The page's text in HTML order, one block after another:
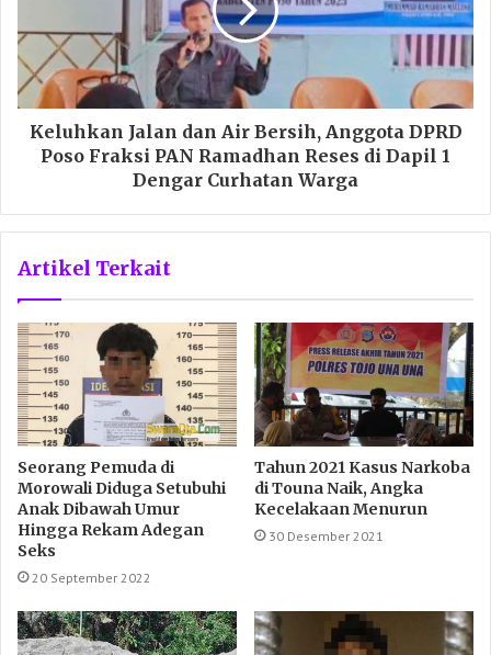
Keluhkan Jalan dan Air Bersih, Anggota DPRD
Poso Fraksi PAN Ramadhan Reses di Dapil 1
Dengar Curhatan Warga
Artikel Terkait
Seorang Pemuda di
Morowali Diduga Setubuhi
Anak Dibawah Umur
Hingga Rekam Adegan
Seks
20 September 2022
Tahun 2021 Kasus Narkoba
di Touna Naik, Angka
Kecelakaan Menurun
30 Desember 2021